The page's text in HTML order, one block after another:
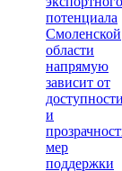
потенциала
Смоленской
области
напрямую
зависит от
доступности
и
мер
поддержки